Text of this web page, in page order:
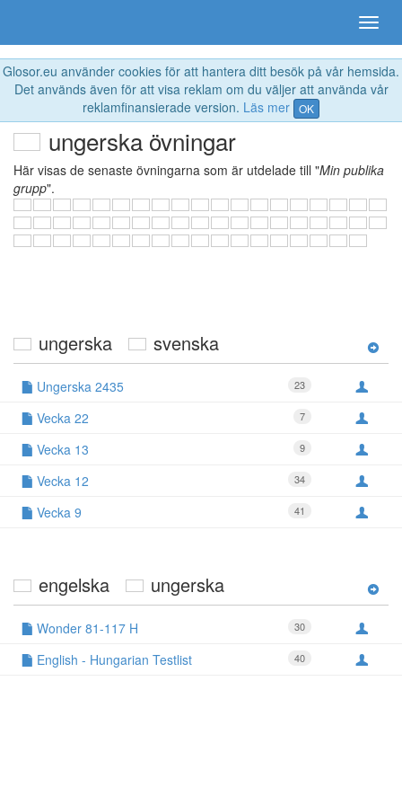
Glosor.eu använder cookies för att hantera ditt besök på vår hemsida.
Det används även för att visa reklam om du väljer att använda vår
reklamfinansierade version. Läs mer OK
ungerska övningar
Här visas de senaste övningarna som är utdelade till "Min publika
grupp".
ungerska svenska
23
Ungerska 2435
7
Vecka 22
9
Vecka 13
34
Vecka 12
41
Vecka 9
engelska ungerska
30
Wonder 81-117 H
40
English - Hungarian Testlist